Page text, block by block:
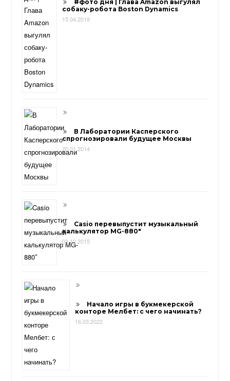
#фото дня | Глава Amazon выгулял
собаку-робота Boston Dynamics
15.04.2018
В Лаборатории Касперского
спрогнозировали будущее Москвы
20.01.2014
Casio перевыпустит музыкальный
калькулятор MG-880″
03.12.2015
Начало игры в букмекерской
конторе Мелбет: с чего начинать?
16.03.2022